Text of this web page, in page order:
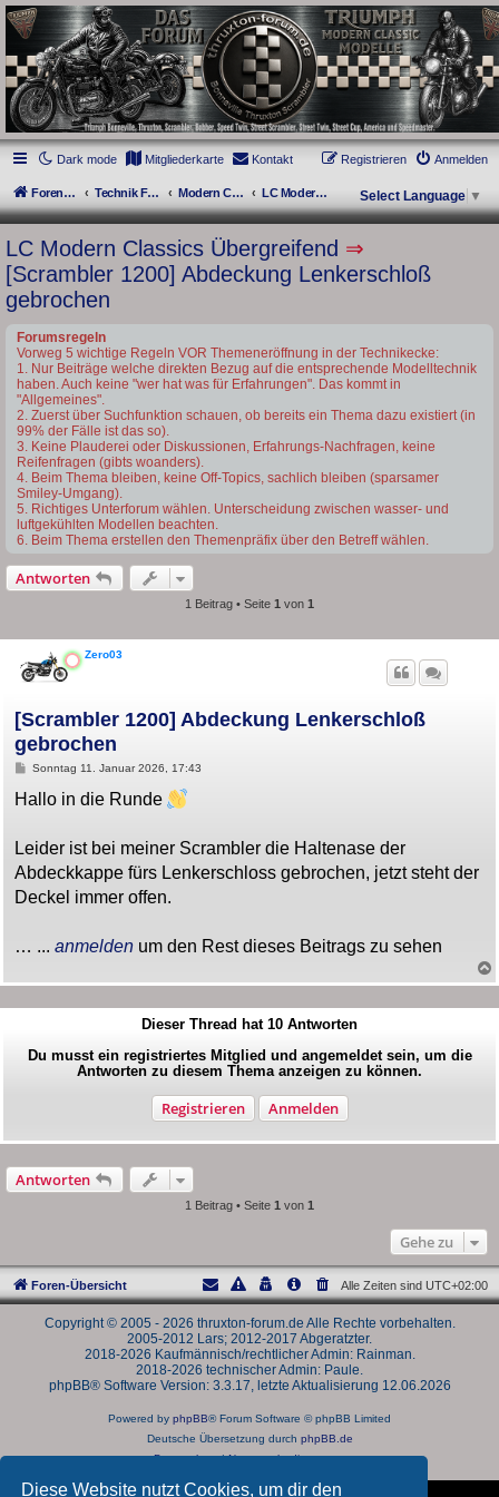
Diese Website nutzt Cookies, um dir den
thruxton-forum.de
DAS FORUM! Alles rund um die Triumph Modern Classic Modelle. Das Forum für
die New Bonneville Baureihen ab BJ 2001. Triumph Bonneville, Thruxton,
Scrambler, Bobber, Speed Twin, Street Scrambler, Street Twin, Street Cup, America
und Speedmaster.
Dark mode
Mitgliederkarte Kontakt Anmelden
Registrieren
Foren-Übersicht Technik Forum Modern Classics - Baujahre ab 2016 [LC] LC Modern Classics Übergreifend Select Language ▼
LC Modern Classics Übergreifend ⇒
[Scrambler 1200] Abdeckung Lenkerschloß
gebrochen
Forumsregeln
Vorweg 5 wichtige Regeln VOR Themeneröffnung in der Technikecke:
1. Nur Beiträge welche direkten Bezug auf die entsprechende Modelltechnik
haben. Auch keine "wer hat was für Erfahrungen". Das kommt in
"Allgemeines".
2. Zuerst über Suchfunktion schauen, ob bereits ein Thema dazu existiert (in
99% der Fälle ist das so).
3. Keine Plauderei oder Diskussionen, Erfahrungs-Nachfragen, keine
Reifenfragen (gibts woanders).
4. Beim Thema bleiben, keine Off-Topics, sachlich bleiben (sparsamer
Smiley-Umgang).
5. Richtiges Unterforum wählen. Unterscheidung zwischen wasser- und
luftgekühlten Modellen beachten.
6. Beim Thema erstellen den Themenpräfix über den Betreff wählen.
Antworten
1 Beitrag • Seite 1 von 1
Zero03
[Scrambler 1200] Abdeckung Lenkerschloß
gebrochen
B
i
t
g
Sonntag 11. Januar 2026, 17:43
Hallo in die Runde
Leider ist bei meiner Scrambler die Haltenase der
Abdeckkappe fürs Lenkerschloss gebrochen, jetzt steht der
Deckel immer offen.
… ... anmelden um den Rest dieses Beitrags zu sehen
Dieser Thread hat 10 Antworten
Du musst ein registriertes Mitglied und angemeldet sein, um die
Antworten zu diesem Thema anzeigen zu können.
Registrieren Anmelden
Antworten
1 Beitrag • Seite 1 von 1
Gehe zu
Foren-Übersicht Alle Zeiten sind UTC+02:00
Copyright © 2005 - 2026 thruxton-forum.de Alle Rechte vorbehalten.
2005-2012 Lars; 2012-2017 Abgeratzter.
2018-2026 Kaufmännisch/rechtlicher Admin: Rainman.
2018-2026 technischer Admin: Paule.
phpBB® Software Version: 3.3.17, letzte Aktualisierung 12.06.2026
Powered by phpBB® Forum Software © phpBB Limited
Deutsche Übersetzung durch phpBB.de
Datenschutz|Nutzungsbedingungen